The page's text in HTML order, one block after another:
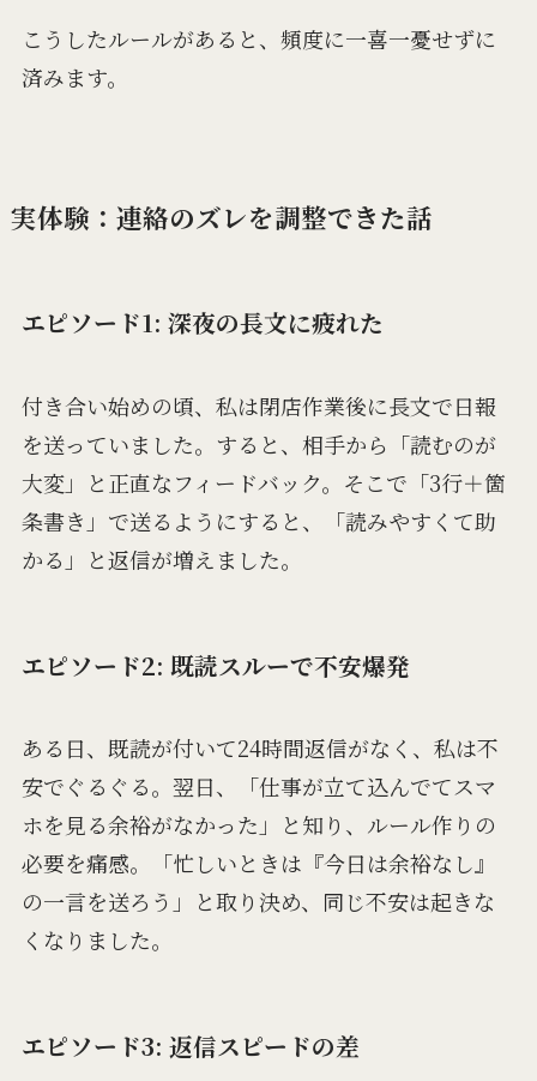
こうしたルールがあると、頻度に一喜一憂せずに
済みます。
実体験：連絡のズレを調整できた話
エピソード1: 深夜の長文に疲れた
付き合い始めの頃、私は閉店作業後に長文で日報
を送っていました。すると、相手から「読むのが
大変」と正直なフィードバック。そこで「3行＋箇
条書き」で送るようにすると、「読みやすくて助
かる」と返信が増えました。
エピソード2: 既読スルーで不安爆発
ある日、既読が付いて24時間返信がなく、私は不
安でぐるぐる。翌日、「仕事が立て込んでてスマ
ホを見る余裕がなかった」と知り、ルール作りの
必要を痛感。「忙しいときは『今日は余裕なし』
の一言を送ろう」と取り決め、同じ不安は起きな
くなりました。
エピソード3: 返信スピードの差